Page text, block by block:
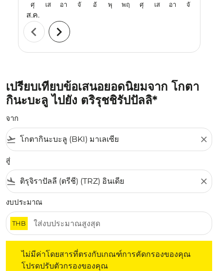
ศุ
ส.ค.
เส อา จั อั พุ พฤ ศุ เส อา จั
chevron_left chevron_right
เปรียบเทียบข้อเสนอยอดนิยมจาก โกตา
กินะบะลู ไปยัง ตริรุชชิรัปปัลลิ*
จาก
flight_takeoff close
สู่
flight_land close
งบประมาณ
THB
ไม่มีค่าโดยสารที่ตรงกับเกณฑ์การคัดกรองของคุณ
โปรดปรับตัวกรองของคุณ